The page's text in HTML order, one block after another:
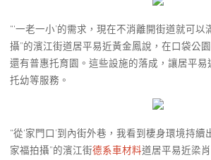
“‘一老一小’的需求，現在不消離開街道就可以
攝”的濱江街道居平易近黃金鳳說，在口袋公園
還有普惠托育園。這些設施的落成，讓居平易
托幼等服務。
“從‘家門口’到內街外巷，我看到棲身環境持續
家福拍攝”的濱江街德系車材料道居平易近梁